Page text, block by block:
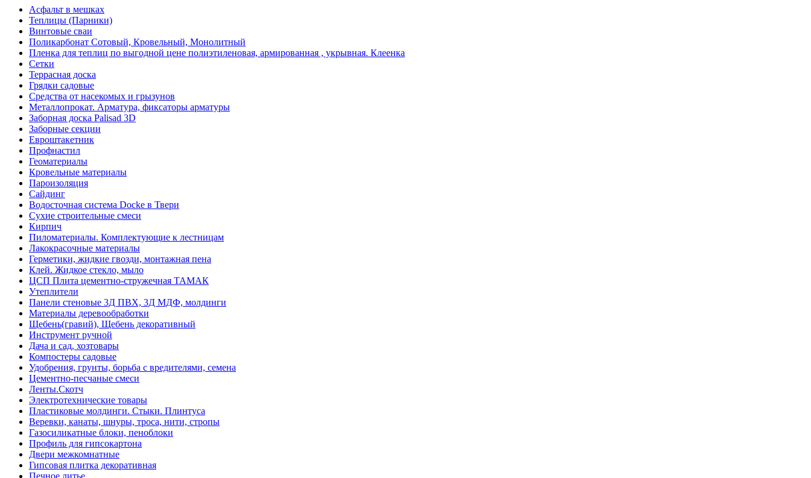
Асфальт в мешках
Теплицы (Парники)
Винтовые сваи
Поликарбонат Сотовый, Кровельный, Монолитный
Пленка для теплиц по выгодной цене полиэтиленовая, армированная , укрывная. Клеенка
Сетки
Террасная доска
Грядки садовые
Средства от насекомых и грызунов
Металлопрокат. Арматура, фиксаторы арматуры
Заборная доска Palisad 3D
Заборные секции
Евроштакетник
Профнастил
Геоматериалы
Кровельные материалы
Пароизоляция
Сайдинг
Водосточная система Docke в Твери
Сухие строительные смеси
Кирпич
Пиломатериалы. Комплектующие к лестницам
Лакокрасочные материалы
Герметики, жидкие гвозди, монтажная пена
Клей. Жидкое стекло, мыло
ЦСП Плита цементно-стружечная ТАМАК
Утеплители
Панели стеновые 3Д ПВХ, 3Д МДФ, молдинги
Материалы деревообработки
Щебень(гравий), Щебень декоративный
Инструмент ручной
Дача и сад, хозтовары
Компостеры садовые
Удобрения, грунты, борьба с вредителями, семена
Цементно-песчаные смеси
Ленты.Скотч
Электротехнические товары
Пластиковые молдинги. Стыки. Плинтуса
Веревки, канаты, шнуры, троса, нити, стропы
Газосиликатные блоки, пеноблоки
Профиль для гипсокартона
Двери межкомнатные
Гипсовая плитка декоративная
Печное литье